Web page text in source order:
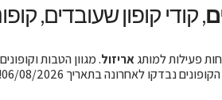
, קודי קופון שעובדים,
פעילות למותגאריזול. מגוון הטבות